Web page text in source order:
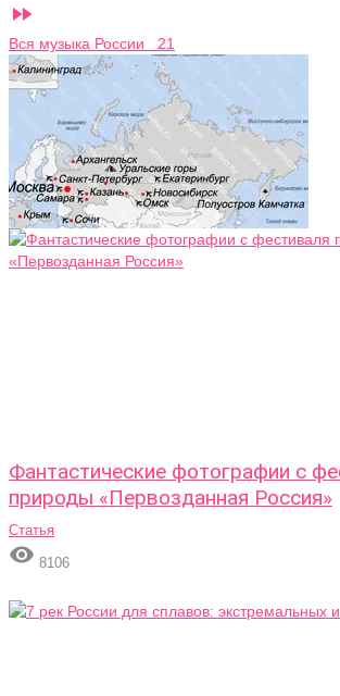

Вся музыка России 21
Фантастические фотографии с
природы «Первозданная Россия»
Статья
 8106